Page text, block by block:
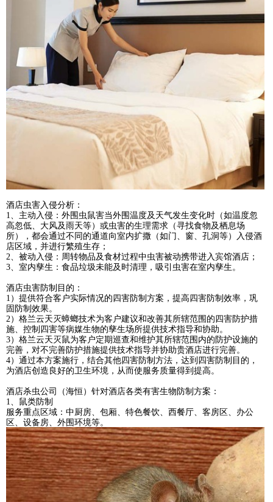
酒店虫害入侵分析：
1、主动入侵：外围虫鼠害当外围温度及天气发生变化时（如温度忽
高忽低、大风及雨天等）或虫害的生理需求（寻找食物及栖息场
所），都会通过不同的通道向室内扩撒（如门、窗、孔洞等）入侵酒
店区域，并进行繁殖生存；
2、被动入侵：周转物品及食材过程中虫害被动携带进入宾馆酒店；
3、室内孳生：食品垃圾未能及时清理，吸引虫害在室内孳生。
酒店虫害防制目的：
1）提供符合客户实际情况的四害防制方案，提高四害防制效率，巩
固防制效果。
2）格兰云天灭蟑螂技术为客户建议和改善其所辖范围的四害防护措
施、控制四害等病媒生物的孳生场所提供技术指导和协助。
3）格兰云天灭鼠为客户定期巡查和维护其所辖范围内的防护设施的
完善，对不完善防护措施提供技术指导并协助贵酒店进行完善。
4）通过本方案施行，结合其他四害防制方法，达到四害防制目的，
为酒店创造良好的卫生环境，从而使服务质量得到提高。
酒店杀虫公司（海恒）针对酒店各类有害生物防制方案：
1、鼠类防制
服务重点区域：中厨房、包厢、特色餐饮、西餐厅、客房区、办公
区、设备房、外围环境等。